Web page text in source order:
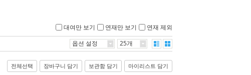
대여만 보기 연재만 보기 연재 제외
옵션 설정 25개
전체선택 장바구니 담기 보관함 담기 마이리스트 담기